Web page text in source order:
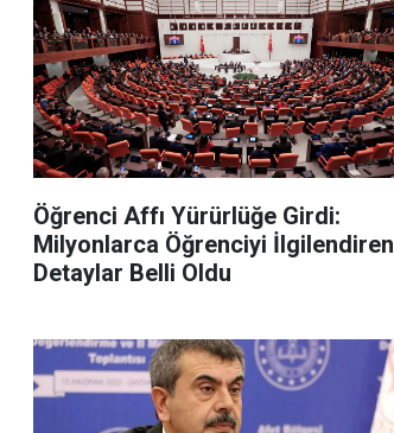
Öğrenci Affı Yürürlüğe Girdi:
Milyonlarca Öğrenciyi İlgilendiren
Detaylar Belli Oldu